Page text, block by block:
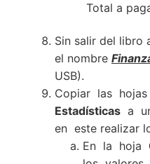
Total a
Sin salir del libro
el nombre
USB).
Copiar las hojas
Estadísticas a
en este realizar
En la hoja